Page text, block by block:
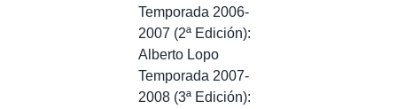
Temporada 2006-
2007 (2ª Edición):
Alberto Lopo
Temporada 2007-
2008 (3ª Edición):